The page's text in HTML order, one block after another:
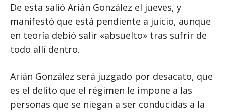
De esta salió Arián González el jueves, y
manifestó que está pendiente a juicio, aunque
en teoría debió salir «absuelto» tras sufrir de
todo allí dentro.
Arián González será juzgado por desacato, que
es el delito que el régimen le impone a las
personas que se niegan a ser conducidas a la